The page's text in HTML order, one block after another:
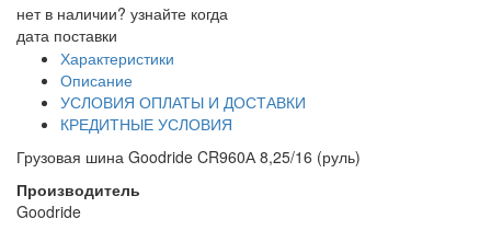
нет в наличии? узнайте когда
дата поставки
Характеристики
Описание
УСЛОВИЯ ОПЛАТЫ И ДОСТАВКИ
КРЕДИТНЫЕ УСЛОВИЯ
Грузовая шина Goodride CR960А 8,25/16 (руль)
Производитель
Goodride